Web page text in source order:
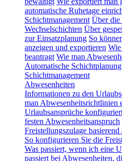
automatische Ruhetage
Schichtmanagement Über die
Wechselschichten Über
zur Einsatzplanung So
anzeigen und exportieren
beantragt Wie man
Automatische Schichtplanung
Schichtmanagement
Abwesenheiten
Informationen zu den
man Abwesenheitsrichtlinien
Urlaubsansprüche
festen Abwesenheitsanspruch
Freistellungszulage
So konfigurieren Sie die
Was passiert, wenn ich eine
passiert bei Abwesenheiten,